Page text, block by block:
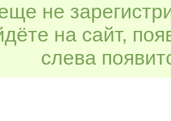
не
на сайт,
слева